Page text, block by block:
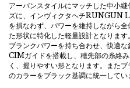
アーバンスタイルにマッチした中小
ズに、インヴィクタヘチRUNGUN
を損なわず、パワーを維持しながら
た形状に特化した軽量設計となりま
ブランクパワーを持ち合わせ、快適
CIMガイドを搭載し、穂先部の糸絡
く、握りやすい形となります。また
のカラーをブラック基調に統一してい